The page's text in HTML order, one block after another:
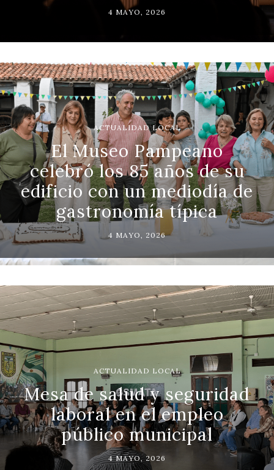
4 MAYO, 2026
ACTUALIDAD LOCAL
El Museo Pampeano
celebró los 85 años de su
edificio con un mediodía de
gastronomía típica
4 MAYO, 2026
ACTUALIDAD LOCAL
Mesa de salud y seguridad
laboral en el empleo
público municipal
4 MAYO, 2026